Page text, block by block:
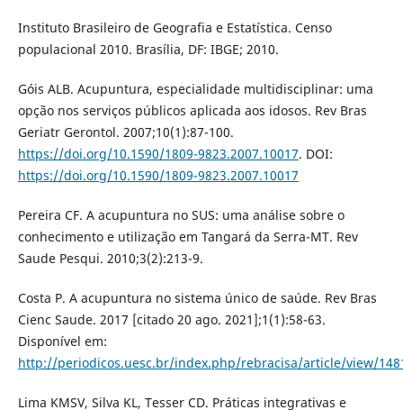
Instituto Brasileiro de Geografia e Estatística. Censo
populacional 2010. Brasília, DF: IBGE; 2010.
Góis ALB. Acupuntura, especialidade multidisciplinar: uma
opção nos serviços públicos aplicada aos idosos. Rev Bras
Geriatr Gerontol. 2007;10(1):87-100.
https://doi.org/10.1590/1809-9823.2007.10017. DOI:
https://doi.org/10.1590/1809-9823.2007.10017
Pereira CF. A acupuntura no SUS: uma análise sobre o
conhecimento e utilização em Tangará da Serra-MT. Rev
Saude Pesqui. 2010;3(2):213-9.
Costa P. A acupuntura no sistema único de saúde. Rev Bras
Cienc Saude. 2017 [citado 20 ago. 2021];1(1):58-63.
Disponível em:
http://periodicos.uesc.br/index.php/rebracisa/article/view/
Lima KMSV, Silva KL, Tesser CD. Práticas integrativas e